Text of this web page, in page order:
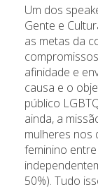
Um dos
Gente e
as metas da
afinidade e
causa e o
público
ainda, a
mulheres nos
feminino
50%). Tudo